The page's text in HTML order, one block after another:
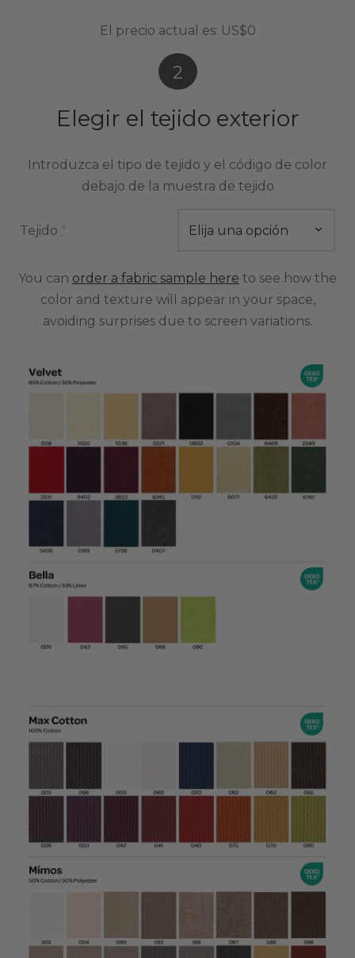
El precio actual es: US$0
2
Elegir el tejido exterior
Introduzca el tipo de tejido y el código de color
debajo de la muestra de tejido
Tejido *
You can order a fabric sample here to see how the
color and texture will appear in your space,
avoiding surprises due to screen variations.